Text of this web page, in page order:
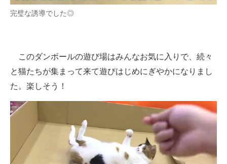
完璧な誘導でした◎
このダンボールの遊び場はみんなお気に入りで、続々
と猫たちが集まって来て遊びはじめにぎやかになりまし
た。楽しそう！